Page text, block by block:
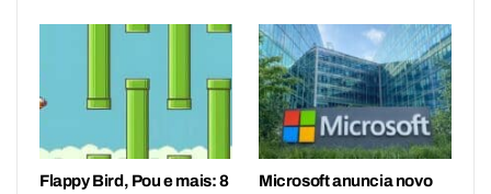
Flappy Bird, Pou e mais: 8
Microsoft anuncia novo